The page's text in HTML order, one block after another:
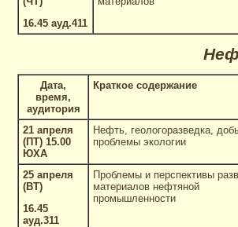
16.45 ауд.411
Дата,
время,
аудитория
Краткое содержание
21 апреля
(ПТ) 15.00
ЮХА
Нефть, геологоразведка,
проблемы экологии
25 апреля
(ВТ)
16.45
ауд.311
Проблемы и перспективы
материалов нефтяной
промышленности